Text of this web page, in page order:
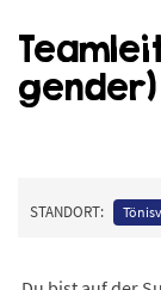
gender)
STANDORT: